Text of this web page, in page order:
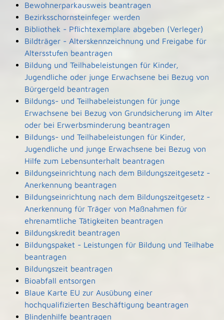
Bewohnerparkausweis beantragen
Bezirksschornsteinfeger werden
Bibliothek - Pflichtexemplare abgeben (Verleger)
Bildträger - Alterskennzeichnung und Freigabe für
Altersstufen beantragen
Bildung und Teilhabeleistungen für Kinder,
Jugendliche oder junge Erwachsene bei Bezug von
Bürgergeld beantragen
Bildungs- und Teilhabeleistungen für junge
Erwachsene bei Bezug von Grundsicherung im Alter
oder bei Erwerbsminderung beantragen
Bildungs- und Teilhabeleistungen für Kinder,
Jugendliche und junge Erwachsene bei Bezug von
Hilfe zum Lebensunterhalt beantragen
Bildungseinrichtung nach dem Bildungszeitgesetz -
Anerkennung beantragen
Bildungseinrichtung nach dem Bildungszeitgesetz -
Anerkennung für Träger von Maßnahmen für
ehrenamtliche Tätigkeiten beantragen
Bildungskredit beantragen
Bildungspaket - Leistungen für Bildung und Teilhabe
beantragen
Bildungszeit beantragen
Bioabfall entsorgen
Blaue Karte EU zur Ausübung einer
hochqualifizierten Beschäftigung beantragen
Blindenhilfe beantragen